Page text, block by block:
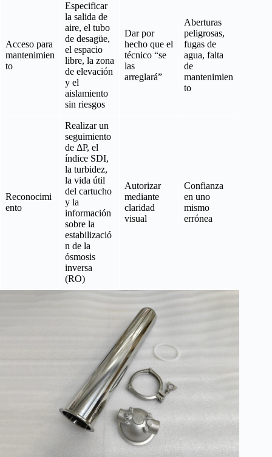
Acceso para
mantenimien
to
Especificar
la salida de
aire, el tubo
de desagüe,
el espacio
libre, la zona
de elevación
y el
aislamiento
sin riesgos
Dar por
hecho que el
técnico “se
las
arreglará”
Aberturas
peligrosas,
fugas de
agua, falta
de
mantenimien
to
Reconocimi
ento
Realizar un
seguimiento
de ΔP, el
índice SDI,
la turbidez,
la vida útil
del cartucho
y la
información
sobre la
estabilizació
n de la
ósmosis
inversa
(RO)
Autorizar
mediante
claridad
visual
Confianza
en uno
mismo
errónea